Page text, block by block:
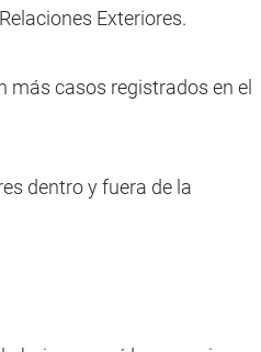
Exteriores.
más casos registrados en el
dentro y fuera de la